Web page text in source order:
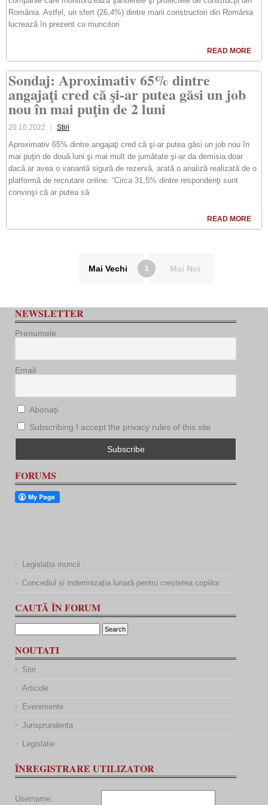
România. Astfel, un sfert (26,4%) dintre marii constructori din România
lucrează în prezent cu muncitori
READ MORE
Sondaj: Aproximativ 65% dintre
angajaţi cred că şi-ar putea găsi un job
nou în mai puţin de 2 luni
20.10.2022 Stiri
Aproximativ 65% dintre angajaţi cred că şi-ar putea găsi un job nou în
mai puţin de două luni şi mai mult de jumătate şi-ar da demisia doar
dacă ar avea o variantă sigură de rezervă, arată o analiză realizată de o
platformă de recrutare online. “Circa 31,5% dintre respondenţi sunt
convinşi că ar putea să
READ MORE
Mai Vechi 1 Mai Noi
NEWSLETTER
Prenumele
Email
Abonați
Subscribing I accept the privacy rules of this site
FORUMS
Legislația muncii
Concediul și indemnizația lunară pentru creșterea copiilor
CAUTĂ ÎN FORUM
NOUTATI
Stiri
Articole
Evenimente
Jurisprundenta
Legislatie
ÎNREGISTRARE UTILIZATOR
Username: